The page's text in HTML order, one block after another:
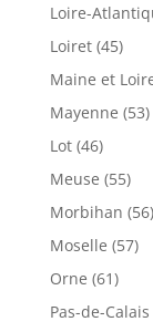
Loire-
Loiret (45)
Maine et
Mayenne (53)
Lot (46)
Meuse (55)
Morbihan (56)
Moselle (57)
Orne (61)
Pas-de-Calais